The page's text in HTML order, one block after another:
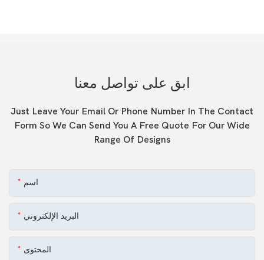
ابق على تواصل معنا
Just Leave Your Email Or Phone Number In The Contact
Form So We Can Send You A Free Quote For Our Wide
Range Of Designs
اسم
البريد الإلكتروني
المحتوى